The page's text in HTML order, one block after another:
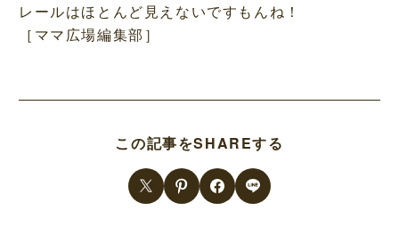
レールはほとんど見えないですもんね！
［ママ広場編集部］
この記事をSHAREする